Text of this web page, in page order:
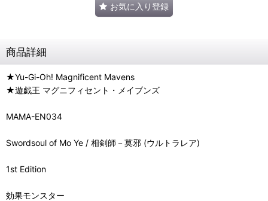
お気に入り登録
商品詳細
★Yu-Gi-Oh! Magnificent Mavens
★遊戯王 マグニフィセント・メイブンズ
MAMA-EN034
Swordsoul of Mo Ye / 相剣師－莫邪 (ウルトラレア)
1st Edition
効果モンスター